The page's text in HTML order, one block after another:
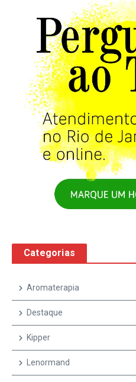
Categorias
Aromaterapia
Destaque
Kipper
Lenormand